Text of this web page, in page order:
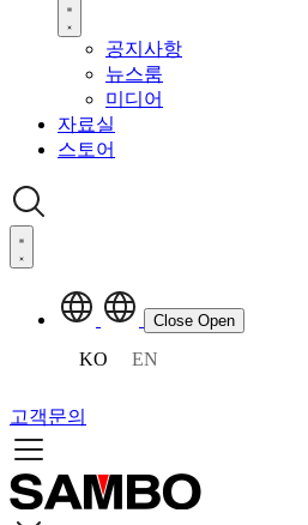
공지사항
뉴스룸
미디어
자료실
스토어
Close Open
KO EN
고객문의